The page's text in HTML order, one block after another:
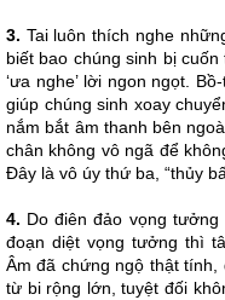
3. Tai luôn thích nghe
biết bao chúng sinh bị
‘ưa nghe’ lời ngon ngọt.
giúp chúng sinh xoay
nắm bắt âm thanh bên
chân không vô ngã để
Đây là vô úy thứ ba, “thủy
4. Do điên đảo vọng tưởng
đoạn diệt vọng tưởng thì
Âm đã chứng ngộ thật
từ bi rộng lớn, tuyệt đối